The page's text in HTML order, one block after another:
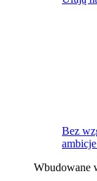
Bez
Wbudowane